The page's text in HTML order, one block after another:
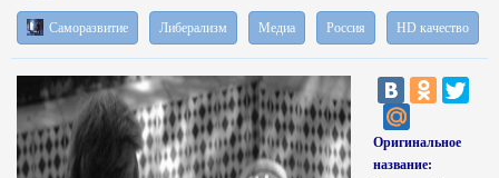
Саморазвитие Либерализм Медиа Россия HD качество
Оригинальное
название: